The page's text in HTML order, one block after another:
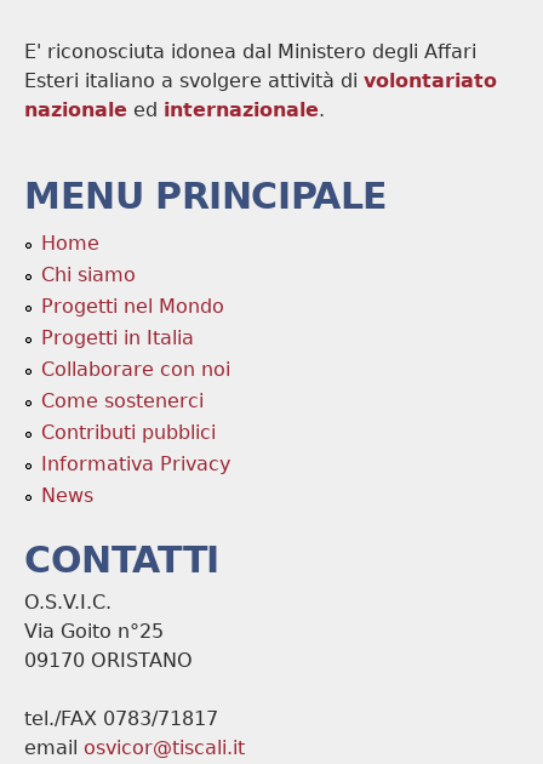
E' riconosciuta idonea dal Ministero degli Affari
Esteri italiano a svolgere attività di volontariato
nazionale ed internazionale.
MENU PRINCIPALE
Home
Chi siamo
Progetti nel Mondo
Progetti in Italia
Collaborare con noi
Come sostenerci
Contributi pubblici
Informativa Privacy
News
CONTATTI
O.S.V.I.C.
Via Goito n°25
09170 ORISTANO
tel./FAX 0783/71817
email osvicor@tiscali.it